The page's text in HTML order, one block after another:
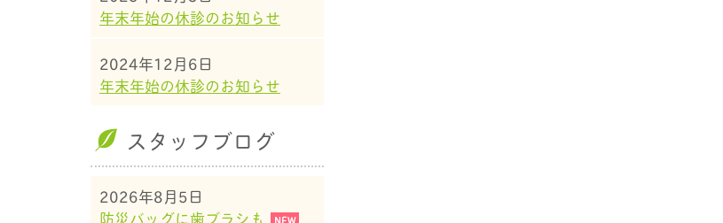
年末年始の休診のお知らせ
2024年12月6日
年末年始の休診のお知らせ
スタッフブログ
2026年8月5日
防災バッグに歯ブラシも